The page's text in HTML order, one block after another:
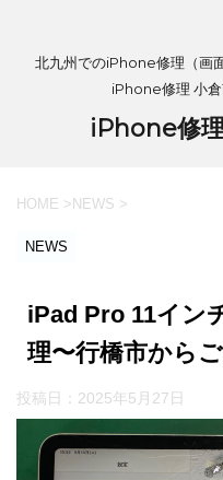
北九州でのiPhone修理（画
iPhone修理 小倉
iPhone修
HOME > NEWS >
NEWS
iPad Pro 11イン
理〜行橋市から
投稿日： 2025年5月27日